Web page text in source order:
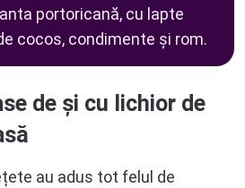
portoricană, cu lapte
cocos, condimente și rom.
de și cu lichior de
au adus tot felul de